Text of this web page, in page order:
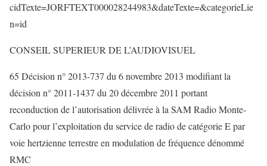
cidTexte=JORFTEXT000028244983&dateTexte=&categorieLie
n=id
CONSEIL SUPERIEUR DE L’AUDIOVISUEL
65 Décision n° 2013-737 du 6 novembre 2013 modifiant la
décision n° 2011-1437 du 20 décembre 2011 portant
reconduction de l’autorisation délivrée à la SAM Radio Monte-
Carlo pour l’exploitation du service de radio de catégorie E par
voie hertzienne terrestre en modulation de fréquence dénommé
RMC